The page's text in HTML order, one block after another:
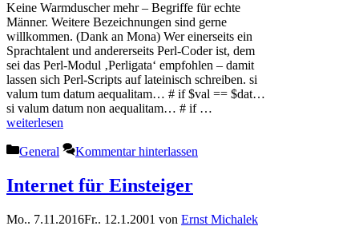
Keine Warmduscher mehr – Begriffe für echte
Männer. Weitere Bezeichnungen sind gerne
willkommen. (Dank an Mona) Wer einerseits ein
Sprachtalent und andererseits Perl-Coder ist, dem
sei das Perl-Modul ‚Perligata‘ empfohlen – damit
lassen sich Perl-Scripts auf lateinisch schreiben. si
valum tum datum aequalitam… # if $val == $dat…
si valum datum non aequalitam… # if …
weiterlesen
Kategorien
General Kommentar hinterlassen
Internet für Einsteiger
Mo.. 7.11.2016Fr.. 12.1.2001 von Ernst Michalek